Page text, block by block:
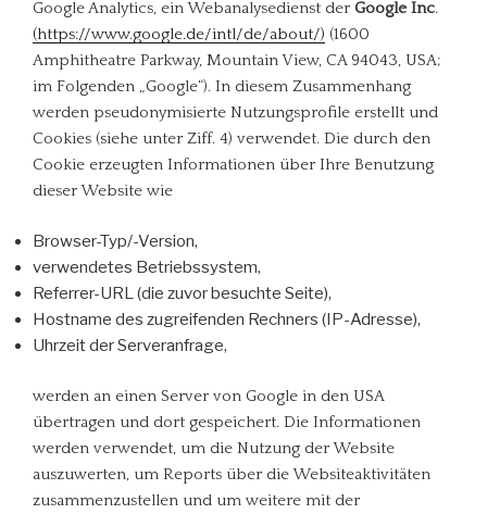
Google Analytics, ein Webanalysedienst der Google Inc.
(https://www.google.de/intl/de/about/) (1600
Amphitheatre Parkway, Mountain View, CA 94043, USA;
im Folgenden „Google“). In diesem Zusammenhang
werden pseudonymisierte Nutzungsprofile erstellt und
Cookies (siehe unter Ziff. 4) verwendet. Die durch den
Cookie erzeugten Informationen über Ihre Benutzung
dieser Website wie
Browser-Typ/-Version,
verwendetes Betriebssystem,
Referrer-URL (die zuvor besuchte Seite),
Hostname des zugreifenden Rechners (IP-Adresse),
Uhrzeit der Serveranfrage,
werden an einen Server von Google in den USA
übertragen und dort gespeichert. Die Informationen
werden verwendet, um die Nutzung der Website
auszuwerten, um Reports über die Websiteaktivitäten
zusammenzustellen und um weitere mit der